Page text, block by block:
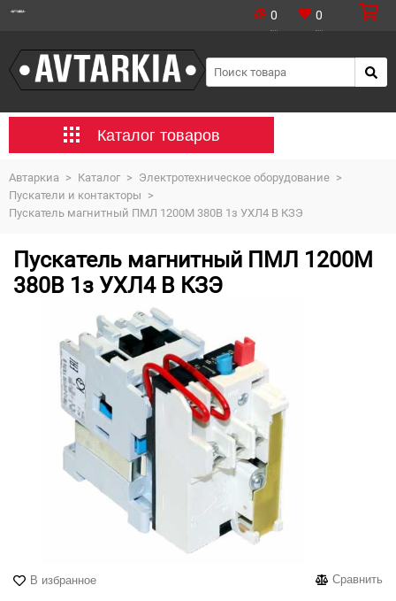
0 0
Каталог товаров
Автаркиа > Каталог > Электротехническое оборудование >
Пускатели и контакторы >
Пускатель магнитный ПМЛ 1200М 380В 1з УХЛ4 В КЗЭ
Пускатель магнитный ПМЛ 1200М
380В 1з УХЛ4 В КЗЭ
В избранное Сравнить